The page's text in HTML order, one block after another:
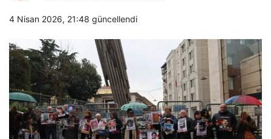
4 Nisan 2026, 21:48 güncellendi